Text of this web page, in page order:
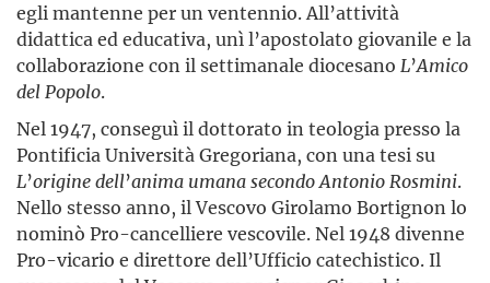
egli mantenne per un ventennio. All’attività
didattica ed educativa, unì l’apostolato giovanile e la
collaborazione con il settimanale diocesano L’Amico
delPopolo.
Nel 1947, conseguì il dottorato in teologia presso la
Pontificia Università Gregoriana, con una tesi su
L’originedell’anima umanasecondoAntonioRosmini.
Nello stesso anno, il Vescovo Girolamo Bortignon lo
nominò Pro-cancelliere vescovile. Nel 1948 divenne
Pro-vicario e direttore dell’Ufficio catechistico. Il